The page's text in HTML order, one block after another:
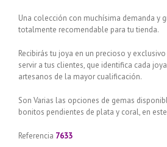
Una colección con muchísima demanda y
totalmente recomendable para tu tienda.
Recibirás tu joya en un precioso y
servir a tus clientes, que identifica cada
artesanos de la mayor cualificación.
Son Varias las opciones de gemas
bonitos pendientes de plata y coral, en
Referencia 7633